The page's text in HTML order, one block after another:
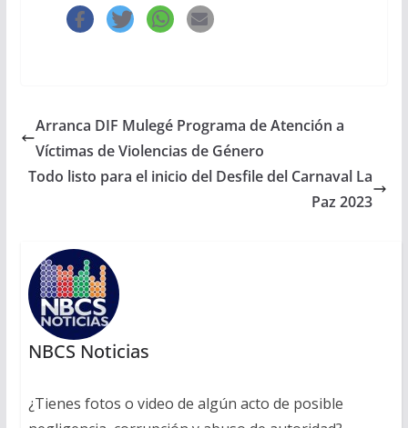
Arranca DIF Mulegé Programa de Atención a
Víctimas de Violencias de Género
Todo listo para el inicio del Desfile del Carnaval La
Paz 2023
NBCS Noticias
¿Tienes fotos o video de algún acto de posible